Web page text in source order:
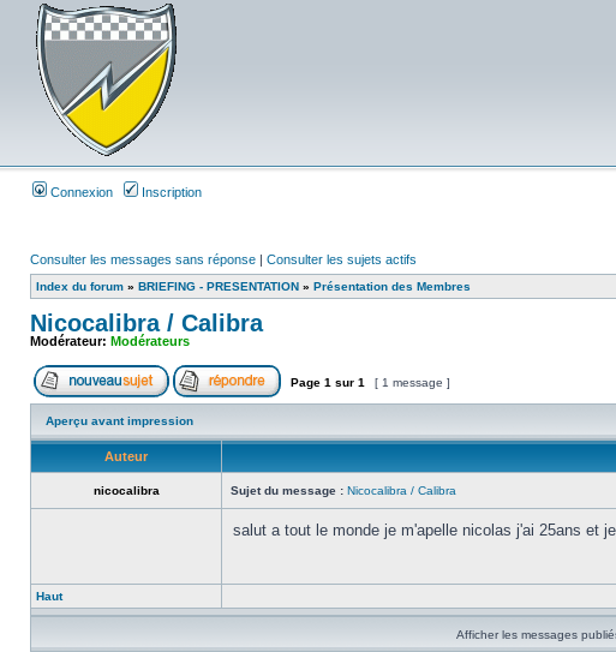
Connexion Inscription
Consulter les messages sans réponse | Consulter les sujets actifs
Index du forum » BRIEFING - PRESENTATION » Présentation des Membres
Nicocalibra / Calibra
Modérateur: Modérateurs
Page 1 sur 1 [ 1 message ]
Aperçu avant impression
Auteur
nicocalibra Sujet du message : Nicocalibra / Calibra
salut a tout le monde je m'apelle nicolas j'ai 25ans et
Haut
Afficher les messages